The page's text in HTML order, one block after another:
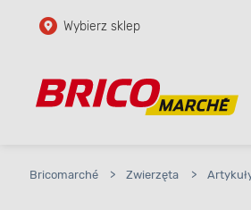
Przejdź do głównej zawartości
Przejdź do wyszukiwarki
Wybierz sklep
Bricomarché > Zwierzęta >